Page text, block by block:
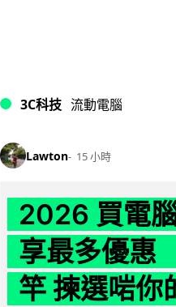
3C科技 流動電腦
Lawton 15 小時
2026 買電
享最多優惠
竿 揀選啱你